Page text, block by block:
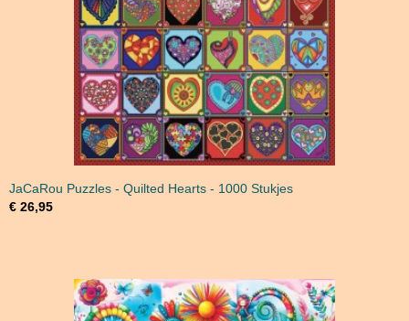
JaCaRou Puzzles - Quilted Hearts - 1000 Stukjes
€ 26,95